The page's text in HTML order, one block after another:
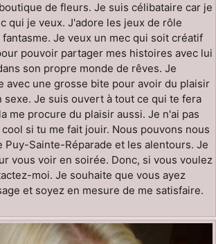
de fleurs. Je suis célibataire car je
qui je veux. J'adore les jeux de rôle
Je veux un mec qui soit créatif
pouvoir partager mes histoires avec lui
son propre monde de rêves. Je
avec une grosse bite pour avoir du plaisir
sexe. Je suis ouvert à tout ce qui te fera
me procure du plaisir aussi. Je n'ai pas
si tu me fait jouir. Nous pouvons nous
Puy-Sainte-Réparade et les alentours. Je
vous voir en soirée. Donc, si vous voulez
moi. Je souhaite que vous ayez
et soyez en mesure de me satisfaire.